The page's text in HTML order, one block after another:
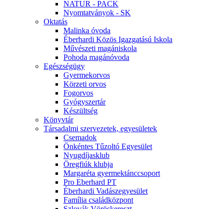
NATUR - PACK
Nyomtatványok - SK
Oktatás
Malinka óvoda
Éberhardi Közös Igazgatású Iskola
Művészeti magániskola
Pohoda magánóvoda
Egészségügy
Gyermekorvos
Körzeti orvos
Fogorvos
Gyógyszertár
Készültség
Könyvtár
Társadalmi szervezetek, egyesületek
Csemadok
Önkéntes Tűzoltó Egyesület
Nyugdíjasklub
Öregfiúk klubja
Margaréta gyermektánccsoport
Pro Eberhard PT
Éberhardi Vadászegyesület
Família családközpont